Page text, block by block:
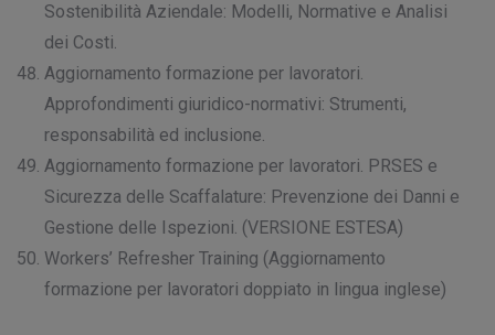
Sostenibilità Aziendale: Modelli, Normative e Analisi
dei Costi.
Aggiornamento formazione per lavoratori.
Approfondimenti giuridico-normativi: Strumenti,
responsabilità ed inclusione.
Aggiornamento formazione per lavoratori. PRSES e
Sicurezza delle Scaffalature: Prevenzione dei Danni e
Gestione delle Ispezioni. (VERSIONE ESTESA)
Workers’ Refresher Training (Aggiornamento
formazione per lavoratori doppiato in lingua inglese)